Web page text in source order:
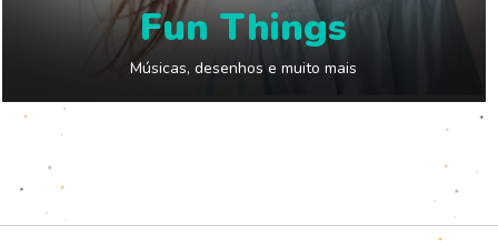
Fun Things
Músicas, desenhos e muito mais